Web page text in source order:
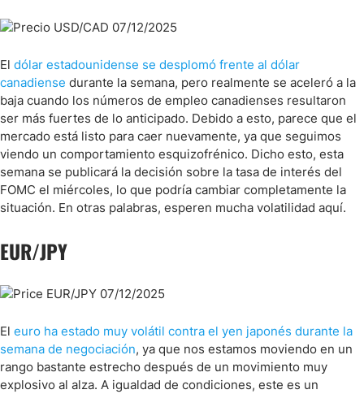
El dólar estadounidense se desplomó frente al dólar
canadiense durante la semana, pero realmente se aceleró a la
baja cuando los números de empleo canadienses resultaron
ser más fuertes de lo anticipado. Debido a esto, parece que el
mercado está listo para caer nuevamente, ya que seguimos
viendo un comportamiento esquizofrénico. Dicho esto, esta
semana se publicará la decisión sobre la tasa de interés del
FOMC el miércoles, lo que podría cambiar completamente la
situación. En otras palabras, esperen mucha volatilidad aquí.
EUR/JPY
El euro ha estado muy volátil contra el yen japonés durante la
semana de negociación, ya que nos estamos moviendo en un
rango bastante estrecho después de un movimiento muy
explosivo al alza. A igualdad de condiciones, este es un